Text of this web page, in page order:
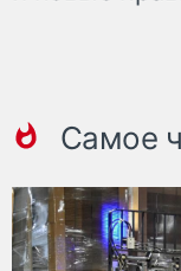
Самое